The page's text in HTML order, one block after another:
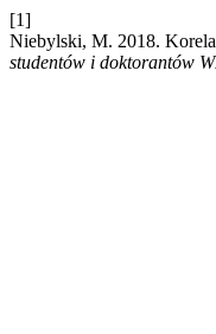
[1]
Niebylski, M. 2018.
studentów i doktorantów